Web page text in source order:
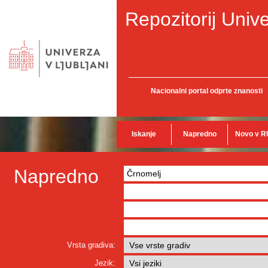
Repozitorij
Nacionalni portal odprte znanosti
Iskanje Napredno Novo v
Napredno
Vrsta gradiva:
Jezik: